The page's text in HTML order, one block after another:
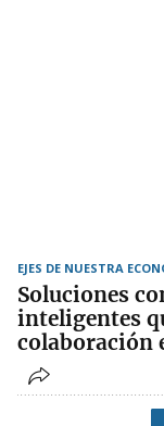
EJES DE NUESTRA
Soluciones
inteligentes
colaboración